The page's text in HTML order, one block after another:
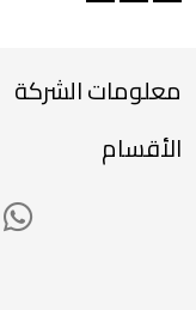
معلومات الشركة
الأقسام